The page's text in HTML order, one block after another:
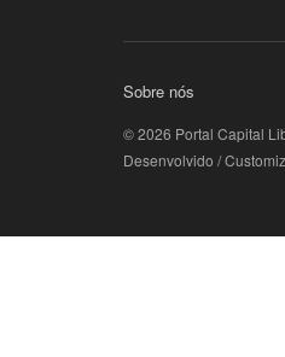
Sobre nós
© 2026 Portal Capital
Desenvolvido /